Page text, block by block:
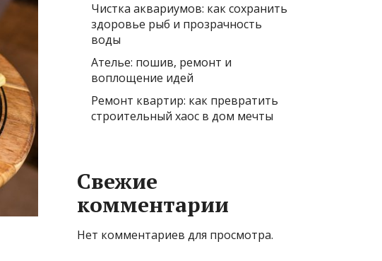
Чистка аквариумов: как сохранить
здоровье рыб и прозрачность
воды
Ателье: пошив, ремонт и
воплощение идей
Ремонт квартир: как превратить
строительный хаос в дом мечты
Свежие
комментарии
Нет комментариев для просмотра.